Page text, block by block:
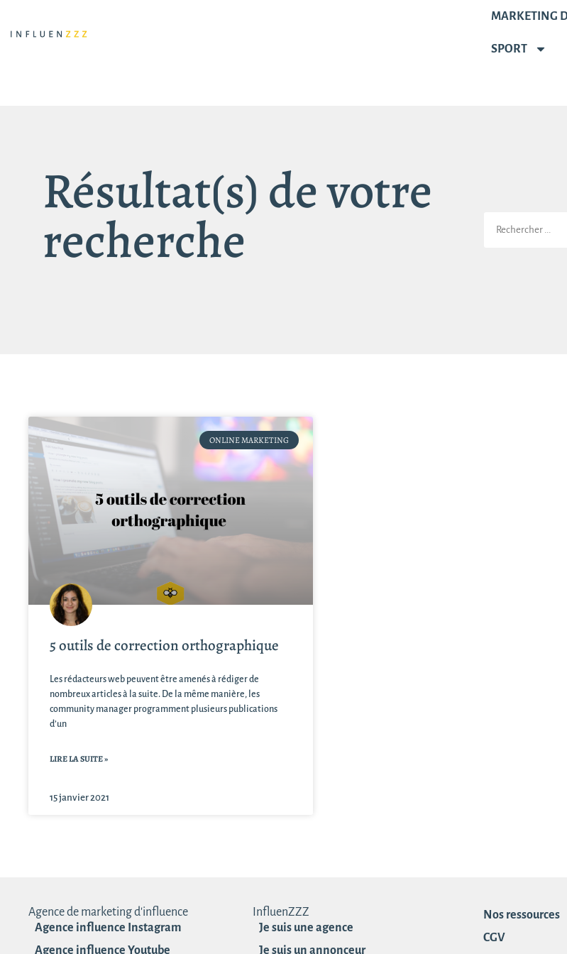
MARKETING
SPORT
Résultat(s) de votre
recherche
ONLINE MARKETING
5 outils de correction orthographique
Les rédacteurs web peuvent être amenés à rédiger de
nombreux articles à la suite. De la même manière, les
community manager programment plusieurs publications
d’un
LIRE LA SUITE »
15 janvier 2021
Agence de marketing d'influence
Agence influence Instagram
Agence influence Youtube
InfluenZZZ
Je suis une agence
Je suis un annonceur
Nos ressources
CGV